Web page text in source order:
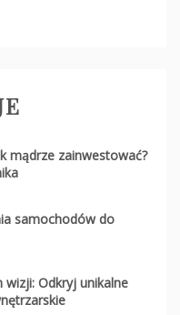
mądrze zainwestować?
samochodów do
wizji: Odkryj unikalne